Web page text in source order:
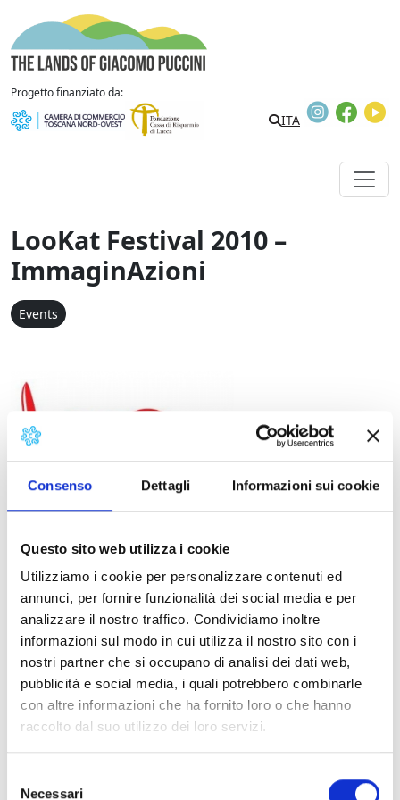
Consenso Dettagli Informazioni sui cookie
Questo sito web utilizza i cookie
Utilizziamo i cookie per personalizzare contenuti ed
annunci, per fornire funzionalità dei social media e per
analizzare il nostro traffico. Condividiamo inoltre
informazioni sul modo in cui utilizza il nostro sito con i
nostri partner che si occupano di analisi dei dati web,
pubblicità e social media, i quali potrebbero combinarle
con altre informazioni che ha fornito loro o che hanno
raccolto dal suo utilizzo dei loro servizi.
delNecessari
Skip to content
Progetto finanziato da:
ITA
Instagram
LooKat Festival 2010 –
ImmaginAzioni
Events
In 2010 the Fondazione Ragghianti celebrates the 100th
one of the most important Italian art critics of the 20th
century.
On May 21st and 22nd the meeting “Carlo Ludovico
Ragghianti: pensiero e azione” (Carlo Ludovico
Ragghianti: thought and action), takes place in Lucca
and Pisa, organized by Fondazione Ragghianti,
Dipartimento di Storia delle arti of University of Pisa
and Scuola Normale Superiore of Pisa.